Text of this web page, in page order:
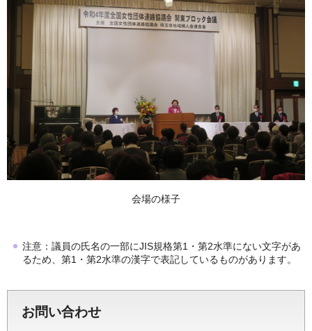
会場の様子
注意：議員の氏名の一部にJIS規格第1・第2水準にない文字があ
るため、第1・第2水準の漢字で表記しているものがあります。
お問い合わせ